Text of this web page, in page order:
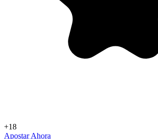
+18
Apostar Ahora